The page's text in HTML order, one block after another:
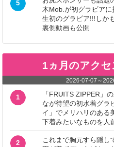
5
木Mob.が初グラビア
生初のグラビア!!!しか
裏側動画も公開
1ヵ月のアク
2026-07-07 ～
1
「FRUITS ZIPPER」
なが待望の初水着グラ
イ」でメリハリのある
下着みたいなものを人
2
これまで胸元すら隠し